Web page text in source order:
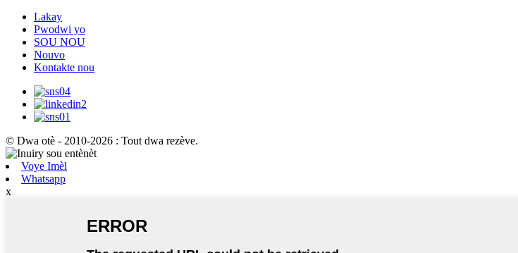
Lakay
Pwodwi yo
SOU NOU
Nouvo
Kontakte nou
© Dwa otè - 2010-2026 : Tout dwa rezève.
Voye Imèl
Whatsapp
x